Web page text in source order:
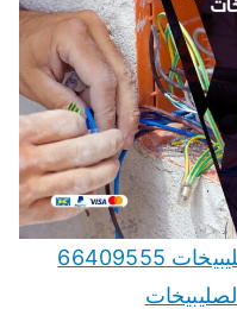
كهربائي منازل شمال شرق الصليبيخات 66409555